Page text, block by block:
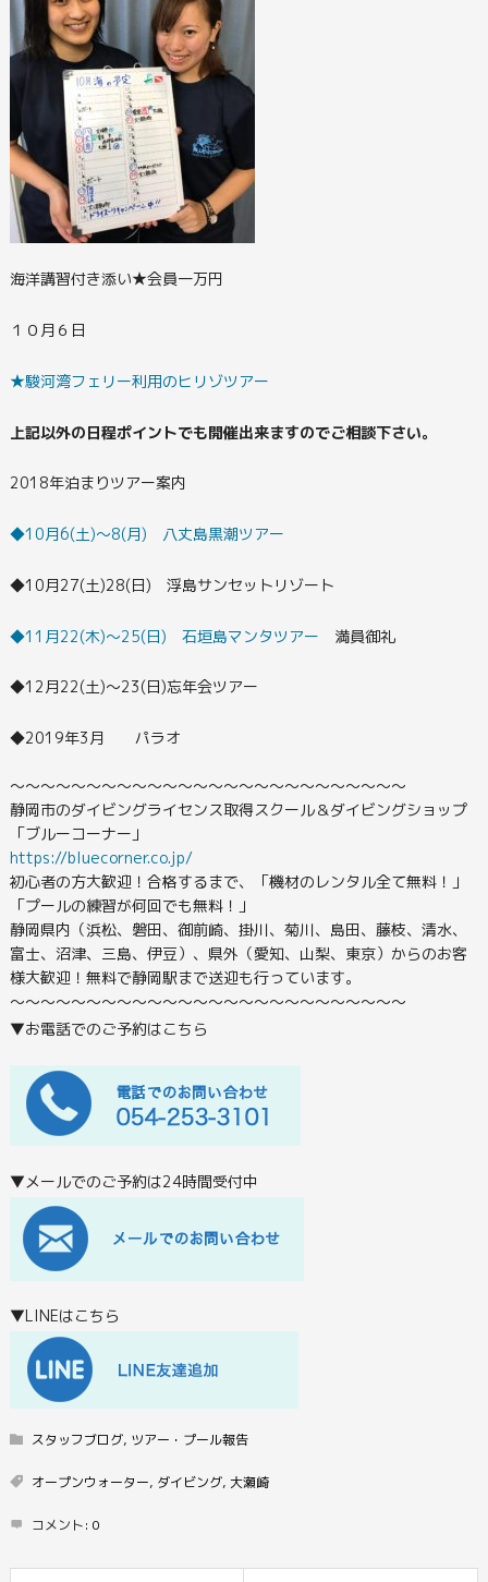
海洋講習付き添い★会員一万円
１０月６日
★駿河湾フェリー利用のヒリゾツアー
上記以外の日程ポイントでも開催出来ますのでご相談下さい。
2018年泊まりツアー案内
◆10月6(土)～8(月) 八丈島黒潮ツアー
◆10月27(土)28(日) 浮島サンセットリゾート
◆11月22(木)～25(日) 石垣島マンタツアー 満員御礼
◆12月22(土)～23(日)忘年会ツアー
◆2019年3月 パラオ
〜〜〜〜〜〜〜〜〜〜〜〜〜〜〜〜〜〜〜〜〜〜〜〜〜〜
静岡市のダイビングライセンス取得スクール＆ダイビングショップ
「ブルーコーナー」
https://bluecorner.co.jp/
初心者の方大歓迎！合格するまで、「機材のレンタル全て無料！」
「プールの練習が何回でも無料！」
静岡県内（浜松、磐田、御前崎、掛川、菊川、島田、藤枝、清水、
富士、沼津、三島、伊豆）、県外（愛知、山梨、東京）からのお客
様大歓迎！無料で静岡駅まで送迎も行っています。
〜〜〜〜〜〜〜〜〜〜〜〜〜〜〜〜〜〜〜〜〜〜〜〜〜〜
▼お電話でのご予約はこちら
▼メールでのご予約は24時間受付中
▼LINEはこちら
スタッフブログ, ツアー・プール報告
オープンウォーター, ダイビング, 大瀬崎
コメント: 0